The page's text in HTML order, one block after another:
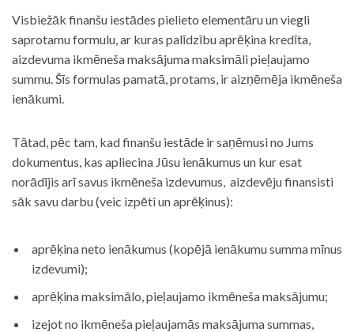
Visbiežāk finanšu iestādes pielieto elementāru un viegli
saprotamu formulu, ar kuras palīdzību aprēķina kredīta,
aizdevuma ikmēneša maksājuma maksimāli pieļaujamo
summu. Šīs formulas pamatā, protams, ir aizņēmēja ikmēneša
ienākumi.
Tātad, pēc tam, kad finanšu iestāde ir saņēmusi no Jums
dokumentus, kas apliecina Jūsu ienākumus un kur esat
norādījis arī savus ikmēneša izdevumus, aizdevēju finansisti
sāk savu darbu (veic izpēti un aprēķinus):
aprēķina neto ienākumus (kopējā ienākumu summa mīnus
izdevumi);
aprēķina maksimālo, pieļaujamo ikmēneša maksājumu;
izejot no ikmēneša pieļaujamās maksājuma summas,